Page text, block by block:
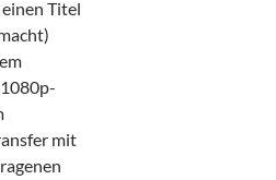
Titel
mit